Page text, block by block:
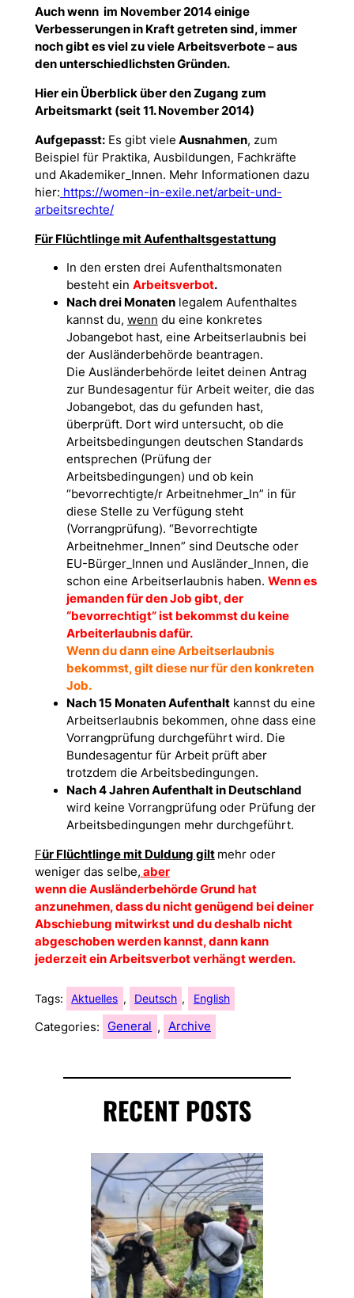
Auch wenn im November 2014 einige
Verbesserungen in Kraft getreten sind, immer
noch gibt es viel zu viele Arbeitsverbote – aus
den unterschiedlichsten Gründen.
Hier ein Überblick über den Zugang zum
Arbeitsmarkt (seit 11. November 2014)
Aufgepasst:Es gibt viele Ausnahmen, zum
Beispiel für Praktika, Ausbildungen, Fachkräfte
und Akademiker_Innen. Mehr Informationen dazu
hier: https://women-in-exile.net/arbeit-und-
arbeitsrechte/
Für Flüchtlinge mit Aufenthaltsgestattung
In den ersten drei Aufenthaltsmonaten
besteht ein Arbeitsverbot.
Nach drei Monatenlegalem Aufenthaltes
kannst du, wenn du eine konkretes
Jobangebot hast, eine Arbeitserlaubnis bei
der Ausländerbehörde beantragen.
Die Ausländerbehörde leitet deinen Antrag
zur Bundesagentur für Arbeit weiter, die das
Jobangebot, das du gefunden hast,
überprüft. Dort wird untersucht, ob die
Arbeitsbedingungen deutschen Standards
entsprechen (Prüfung der
Arbeitsbedingungen) und ob kein
“bevorrechtigte/r Arbeitnehmer_In” in für
diese Stelle zu Verfügung steht
(Vorrangprüfung). “Bevorrechtigte
Arbeitnehmer_Innen” sind Deutsche oder
EU-Bürger_Innen und Ausländer_Innen, die
schon eine Arbeitserlaubnis haben. Wenn es
jemanden für den Job gibt, der
“bevorrechtigt” ist bekommst du keine
Arbeiterlaubnis dafür.
Wenn du dann eine Arbeitserlaubnis
bekommst, gilt diese nur für den konkreten
Job.
Nach 15 Monaten Aufenthaltkannst du eine
Arbeitserlaubnis bekommen, ohne dass eine
Vorrangprüfung durchgeführt wird. Die
Bundesagentur für Arbeit prüft aber
trotzdem die Arbeitsbedingungen.
Nach 4 Jahren Aufenthalt in Deutschland
wird keine Vorrangprüfung oder Prüfung der
Arbeitsbedingungen mehr durchgeführt.
Für Flüchtlinge mit Duldung gilt mehr oder
weniger das selbe, aber
wenn die Ausländerbehörde Grund hat
anzunehmen, dass du nicht genügend bei deiner
Abschiebung mitwirkst und du deshalb nicht
abgeschoben werden kannst, dann kann
jederzeit ein Arbeitsverbot verhängt werden.
Tags: Aktuelles , Deutsch , English
Categories: General , Archive
RECENT POSTS